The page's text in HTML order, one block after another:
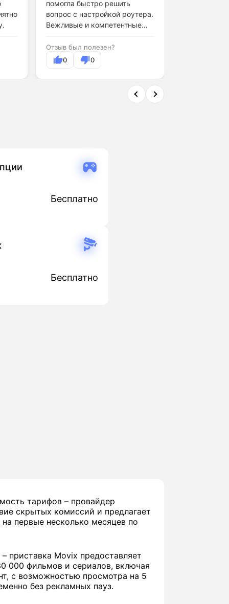
помогла быстро решить
вопрос с настройкой роутера.
Вежливые и компетентные
Отзыв был полезен?
0
0
Бесплатно
Бесплатно
тарифов – провайдер
скрытых комиссий и предлагает
первые несколько месяцев по
приставка Movix предоставляет
000 фильмов и сериалов, включая
с возможностью просмотра на 5
без рекламных пауз.